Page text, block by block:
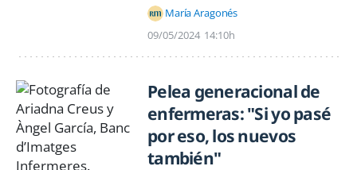
María Aragonés
09/05/2024 14:10h
Pelea generacional de
enfermeras: "Si yo pasé
por eso, los nuevos
también"